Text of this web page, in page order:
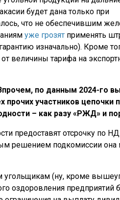
будет дана только при
что не обеспечившим
уже грозят применять
изначально). Кроме
величины тарифа на
по данным 2024-го
прочих участников цепочки
– как разу «РЖД» и
предоставят отсрочку по
решением подкомиссии
угольщикам (ну, кроме
оздоровления предприятий